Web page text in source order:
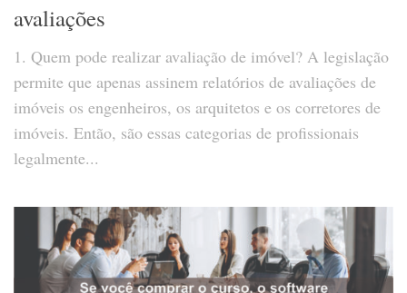
avaliações
1. Quem pode realizar avaliação de imóvel? A legislação
permite que apenas assinem relatórios de avaliações de
imóveis os engenheiros, os arquitetos e os corretores de
imóveis. Então, são essas categorias de profissionais
legalmente...